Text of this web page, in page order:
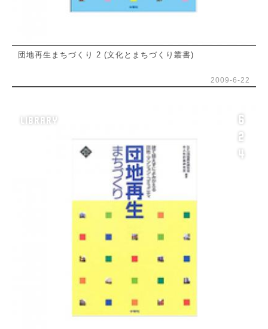
団地再生まちづくり 2 (文化とまちづくり叢書)
2009-6-22
LIBRARY
6
2
4